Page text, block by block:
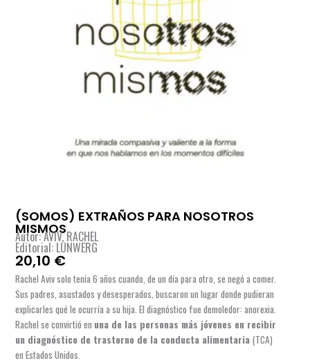
(SOMOS) EXTRAÑOS PARA NOSOTROS
MISMOS
Autor: AVIV, RACHEL
Editorial: LUNWERG
20,10 €
Rachel Aviv solo tenía 6 años cuando, de un día para otro, se negó a comer.
Sus padres, asustados y desesperados, buscaron un lugar donde pudieran
explicarles qué le ocurría a su hija. El diagnóstico fue demoledor: anorexia.
Rachel se convirtió en una de las personas más jóvenes en recibir
un diagnóstico de trastorno de la conducta alimentaria(TCA)
en Estados Unidos.